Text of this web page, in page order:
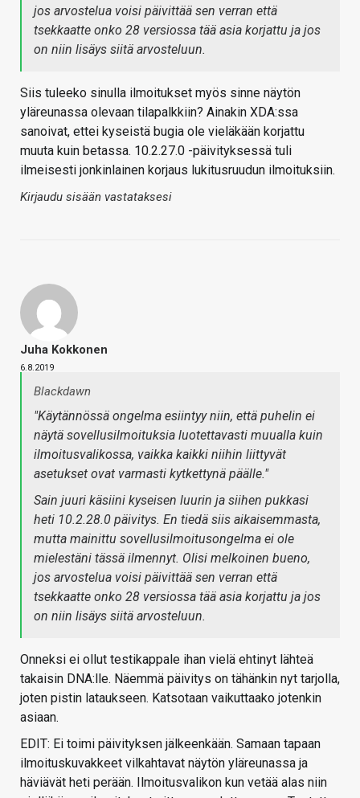
jos arvostelua voisi päivittää sen verran että
tsekkaatte onko 28 versiossa tää asia korjattu ja jos
on niin lisäys siitä arvosteluun.
Siis tuleeko sinulla ilmoitukset myös sinne näytön
yläreunassa olevaan tilapalkkiin? Ainakin XDA:ssa
sanoivat, ettei kyseistä bugia ole vieläkään korjattu
muuta kuin betassa. 10.2.27.0 -päivityksessä tuli
ilmeisesti jonkinlainen korjaus lukitusruudun ilmoituksiin.
Kirjaudu sisään vastataksesi
Juha Kokkonen
6.8.2019
Blackdawn
"Käytännössä ongelma esiintyy niin, että puhelin ei
näytä sovellusilmoituksia luotettavasti muualla kuin
ilmoitusvalikossa, vaikka kaikki niihin liittyvät
asetukset ovat varmasti kytkettynä päälle."
Sain juuri käsiini kyseisen luurin ja siihen pukkasi
heti 10.2.28.0 päivitys. En tiedä siis aikaisemmasta,
mutta mainittu sovellusilmoitusongelma ei ole
mielestäni tässä ilmennyt. Olisi melkoinen bueno,
jos arvostelua voisi päivittää sen verran että
tsekkaatte onko 28 versiossa tää asia korjattu ja jos
on niin lisäys siitä arvosteluun.
Onneksi ei ollut testikappale ihan vielä ehtinyt lähteä
takaisin DNA:lle. Näemmä päivitys on tähänkin nyt tarjolla,
joten pistin lataukseen. Katsotaan vaikuttaako jotenkin
asiaan.
EDIT: Ei toimi päivityksen jälkeenkään. Samaan tapaan
ilmoituskuvakkeet vilkahtavat näytön yläreunassa ja
häviävät heti perään. Ilmoitusvalikon kun vetää alas niin